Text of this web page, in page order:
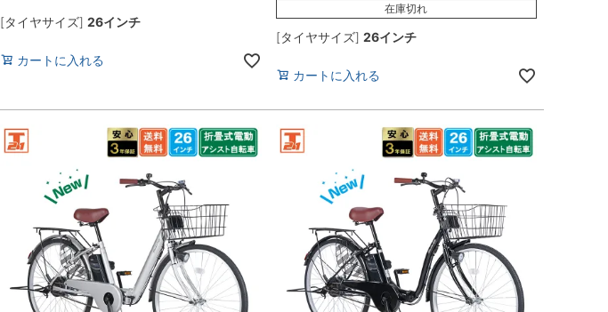
[タイヤサイズ]26インチ
カートに入れる
在庫切れ
[タイヤサイズ] 26インチ
カートに入れる